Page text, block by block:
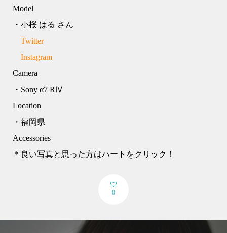
Model
・小桜 はる さん
Twitter
Instagram
Camera
・Sony α7 RⅣ
Location
・福岡県
Accessories
＊良い写真と思った方はハートをクリック！
0